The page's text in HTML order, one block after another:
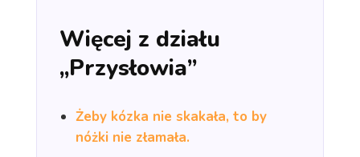
Więcej z działu
„Przysłowia”
Żeby kózka nie skakała, to by
nóżki nie złamała.